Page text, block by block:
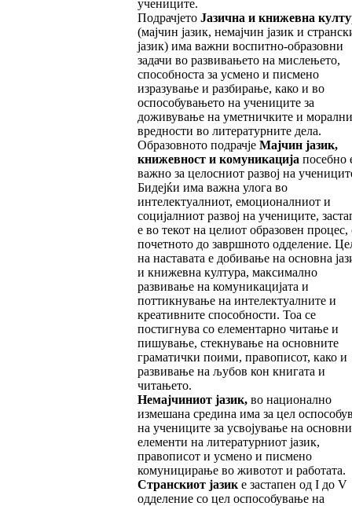
учениците.
ПодрачјетоЈазична и книжевна
(мајчин јазик, немајчин јазик и
јазик) има важни воспитно-образовни
задачи во развивањето на мислењето,
способноста за усмено и писмено
изразување и разбирање, како и во
оспособувањето на учениците за
доживување на уметничките и
вредности во литературните дела.
Образовното подрачје Мајчин јазик,
книжевност и комуникација посебно
важно за целосниот развој на
Бидејќи има важна улога во
интелектуалниот, емоционалниот и
социјалниот развој на учениците,
е во текот на целиот образовен процес,
почетното до завршното одделение.
на наставата е добивање на основна
и книжевна култура, максимално
развивање на комуникацијата и
поттикнување на интелектуалните и
креативните способности. Тоа се
постигнува со елементарно читање и
пишување, стекнување на основните
граматички поими, правописот, како и
развивање на љубов кон книгата и
читањето.
Немајчиниот јазик, во национално
измешана средина има за цел
на учениците за усвојување на
елементи на литературниот јазик,
правописот и усмено и писмено
комуницирање во животот и работата.
Странскиот јазик е застапен од I до V
одделение со цел оспособување на